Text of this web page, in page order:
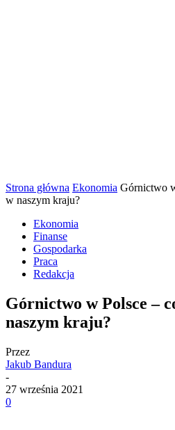
Strona główna Ekonomia Górnictwo
w naszym kraju?
Ekonomia
Finanse
Gospodarka
Praca
Redakcja
Górnictwo w Polsce –
naszym kraju?
Przez
Jakub Bandura
-
27 września 2021
0